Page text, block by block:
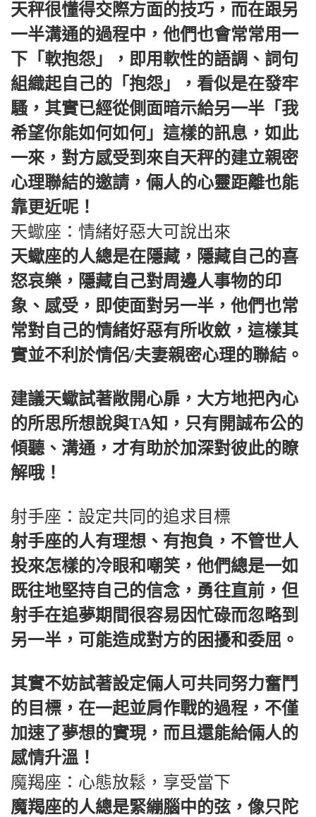
天秤很懂得交際方面的技巧，而在跟另
一半溝通的過程中，他們也會常常用一
下「軟抱怨」，即用軟性的語調、詞句
組織起自己的「抱怨」，看似是在發牢
騷，其實已經從側面暗示給另一半「我
希望你能如何如何」這樣的訊息，如此
一來，對方感受到來自天秤的建立親密
心理聯結的邀請，倆人的心靈距離也能
靠更近呢！
天蠍座：情緒好惡大可說出來
天蠍座的人總是在隱藏，隱藏自己的喜
怒哀樂，隱藏自己對周邊人事物的印
象、感受，即使面對另一半，他們也常
常對自己的情緒好惡有所收斂，這樣其
實並不利於情侶/夫妻親密心理的聯結。
建議天蠍試著敞開心扉，大方地把內心
的所思所想說與TA知，只有開誠布公的
傾聽、溝通，才有助於加深對彼此的瞭
解哦！
射手座：設定共同的追求目標
射手座的人有理想、有抱負，不管世人
投來怎樣的冷眼和嘲笑，他們總是一如
既往地堅持自己的信念，勇往直前，但
射手在追夢期間很容易因忙碌而忽略到
另一半，可能造成對方的困擾和委屈。
其實不妨試著設定倆人可共同努力奮鬥
的目標，在一起並肩作戰的過程，不僅
加速了夢想的實現，而且還能給倆人的
感情升溫！
魔羯座：心態放鬆，享受當下
魔羯座的人總是緊繃腦中的弦，像只陀